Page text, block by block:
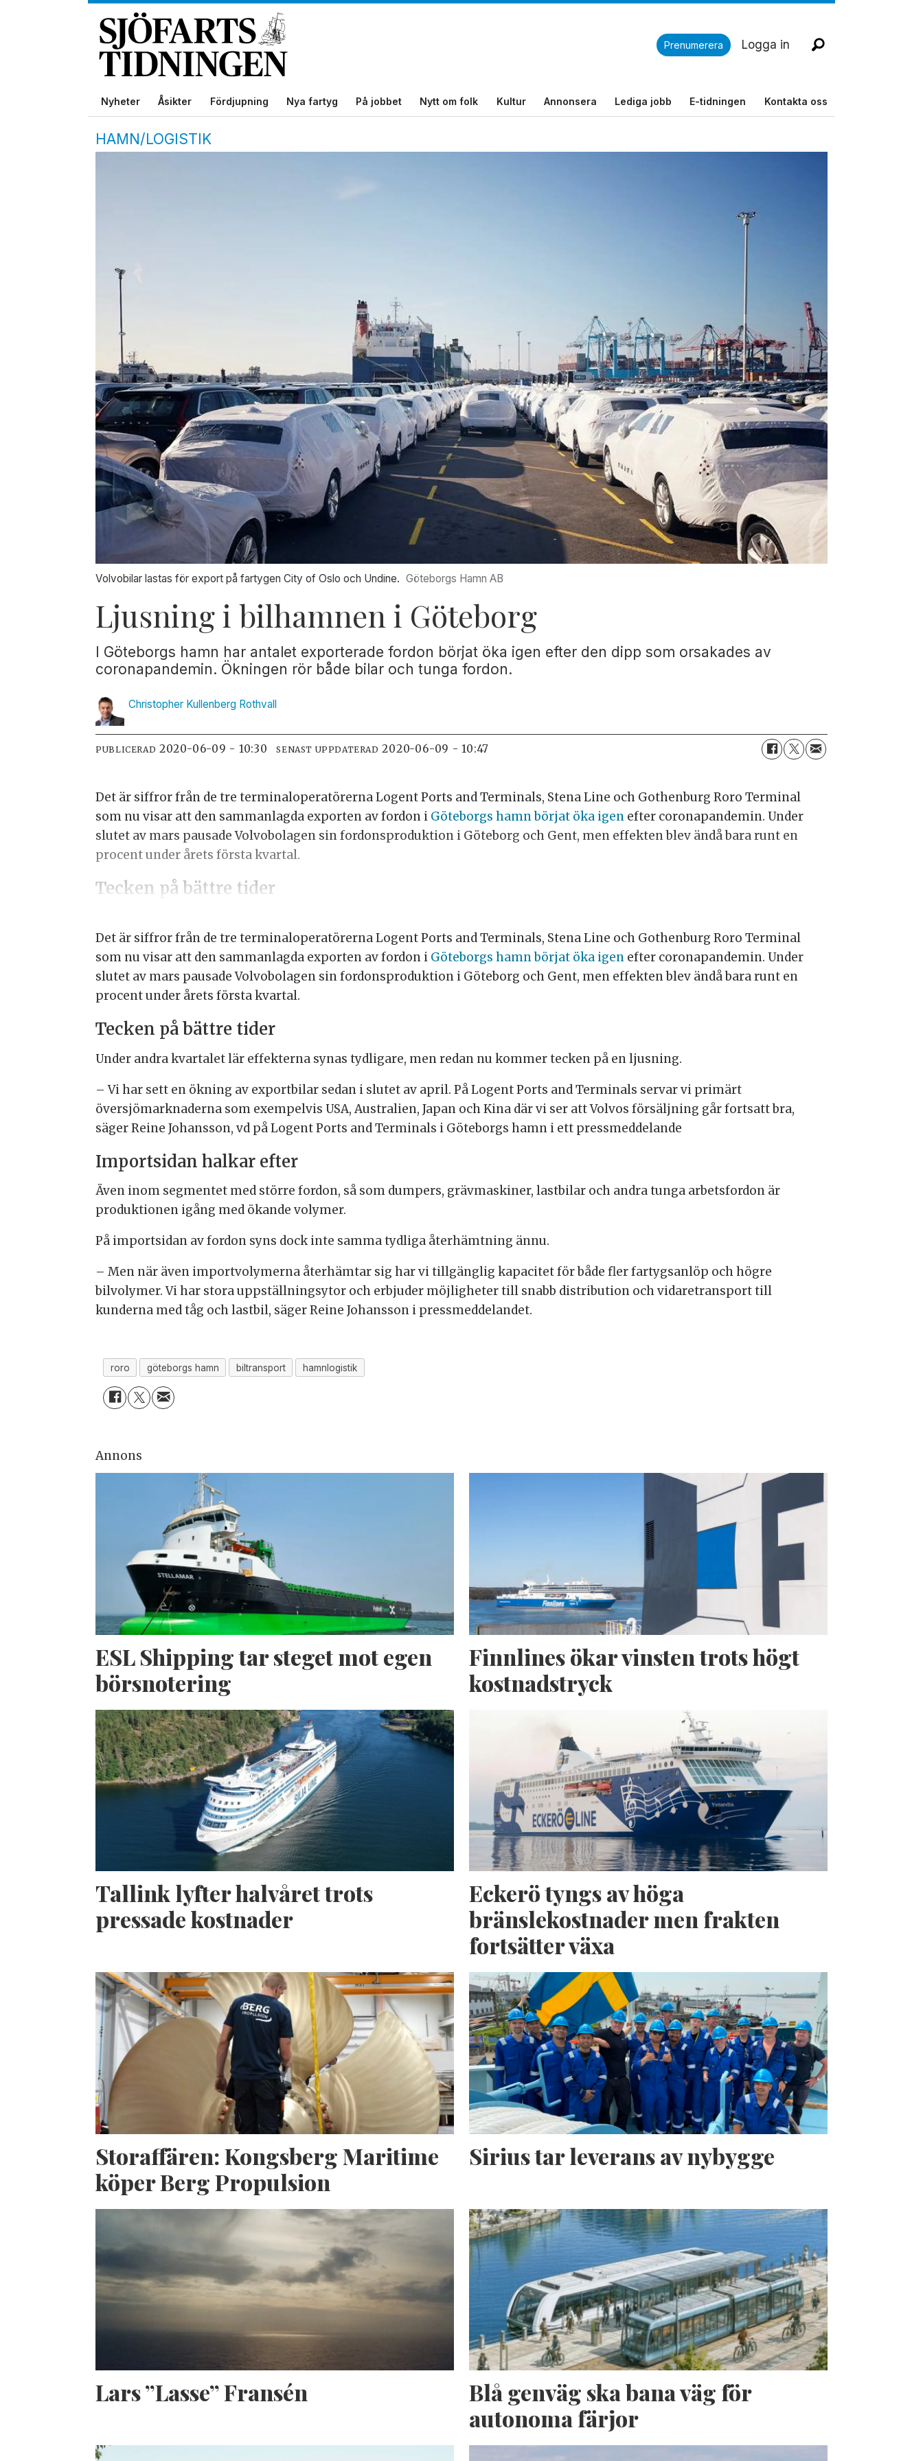
Prenumerera Logga in
Nyheter Åsikter Fördjupning Nya fartyg På jobbet Nytt om folk Kultur Annonsera Lediga jobb E-tidningen Kontakta oss
HAMN/LOGISTIK
Volvobilar lastas för export på fartygen City of Oslo och Undine. Göteborgs Hamn AB
Ljusning i bilhamnen i Göteborg
I Göteborgs hamn har antalet exporterade fordon börjat öka igen efter den dipp som orsakades av
coronapandemin. Ökningen rör både bilar och tunga fordon.
Christopher Kullenberg Rothvall
PUBLICERAD 2020-06-09 - 10:30 SENAST UPPDATERAD 2020-06-09 - 10:47
Det är siffror från de tre terminaloperatörerna Logent Ports and Terminals, Stena Line och Gothenburg Roro Terminal
som nu visar att den sammanlagda exporten av fordon i Göteborgs hamn börjat öka igen efter coronapandemin. Under
slutet av mars pausade Volvobolagen sin fordonsproduktion i Göteborg och Gent, men effekten blev ändå bara runt en
procent under årets första kvartal.
Tecken på bättre tider
Det är siffror från de tre terminaloperatörerna Logent Ports and Terminals, Stena Line och Gothenburg Roro Terminal
som nu visar att den sammanlagda exporten av fordon i Göteborgs hamn börjat öka igen efter coronapandemin. Under
slutet av mars pausade Volvobolagen sin fordonsproduktion i Göteborg och Gent, men effekten blev ändå bara runt en
procent under årets första kvartal.
Tecken på bättre tider
Under andra kvartalet lär effekterna synas tydligare, men redan nu kommer tecken på en ljusning.
– Vi har sett en ökning av exportbilar sedan i slutet av april. På Logent Ports and Terminals servar vi primärt
översjömarknaderna som exempelvis USA, Australien, Japan och Kina där vi ser att Volvos försäljning går fortsatt bra,
säger Reine Johansson, vd på Logent Ports and Terminals i Göteborgs hamn i ett pressmeddelande
Importsidan halkar efter
Även inom segmentet med större fordon, så som dumpers, grävmaskiner, lastbilar och andra tunga arbetsfordon är
produktionen igång med ökande volymer.
På importsidan av fordon syns dock inte samma tydliga återhämtning ännu.
– Men när även importvolymerna återhämtar sig har vi tillgänglig kapacitet för både fler fartygsanlöp och högre
bilvolymer. Vi har stora uppställningsytor och erbjuder möjligheter till snabb distribution och vidaretransport till
kunderna med tåg och lastbil, säger Reine Johansson i pressmeddelandet.
roro göteborgs hamn biltransport hamnlogistik
Annons
ESL Shipping tar steget mot egen
börsnotering
Finnlines ökar vinsten trots högt
kostnadstryck
Tallink lyfter halvåret trots
pressade kostnader
Eckerö tyngs av höga
bränslekostnader men frakten
fortsätter växa
Storaffären: Kongsberg Maritime
köper Berg Propulsion
Sirius tar leverans av nybygge
Lars ”Lasse” Fransén
Blå genväg ska bana väg för
autonoma färjor